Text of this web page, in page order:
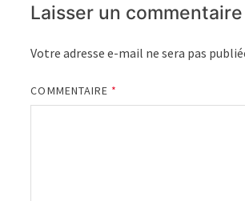
Laisser un commentaire
Votre adresse e-mail ne sera pas
COMMENTAIRE *